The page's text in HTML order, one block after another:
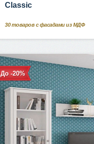
Classic
30 товаров с фасадами из МДФ
До -20%